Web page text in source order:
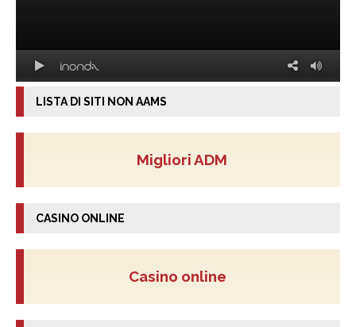
LISTA DI SITI NON AAMS
Migliori ADM
CASINO ONLINE
Casino online